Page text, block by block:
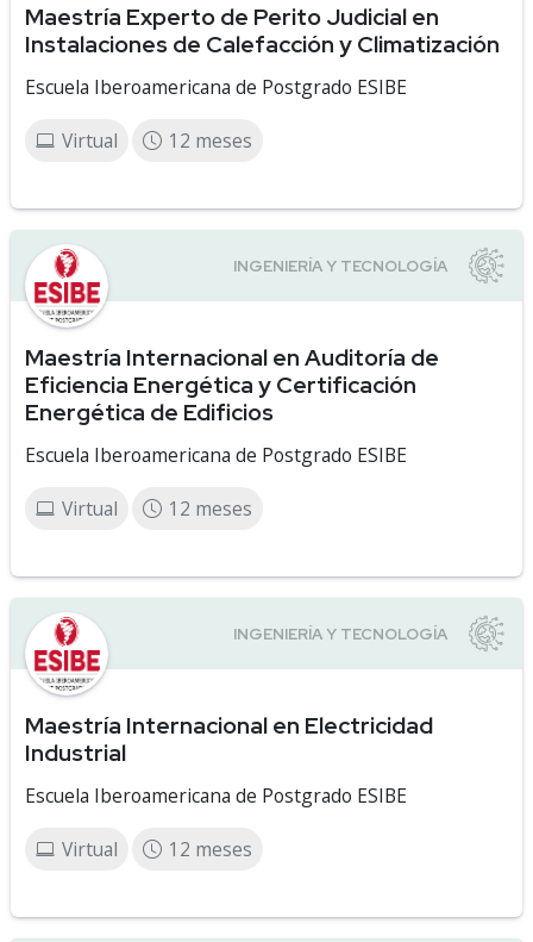
Maestría Experto de Perito Judicial en
Instalaciones de Calefacción y Climatización
Escuela Iberoamericana de Postgrado ESIBE
Virtual 12 meses
Maestría Internacional en Auditoría de
Eficiencia Energética y Certificación
Energética de Edificios
Escuela Iberoamericana de Postgrado ESIBE
Virtual 12 meses
Maestría Internacional en Electricidad
Industrial
Escuela Iberoamericana de Postgrado ESIBE
Virtual 12 meses